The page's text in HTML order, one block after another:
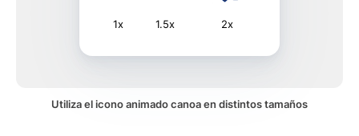
1x 1.5x 2x
Utiliza el icono animado canoa en distintos tamaños